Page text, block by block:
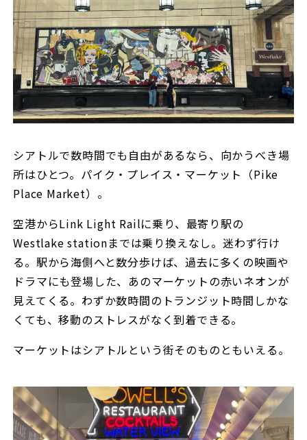
シアトルで数時間でも自由があるなら、向かうべき場
所はひとつ。パイク・プレイス・マーケット（Pike
Place Market）。
空港からLink Light Railに乗り、最寄り駅の
Westlake stationまでは乗り換えなし。迷わず行け
る。駅から海側へと数分歩けば、過去に多くの映画や
ドラマにも登場した、あのマーケットの赤いネオンが
見えてくる。わずか数時間のトランジット時間しかな
くても、移動のストレスがなく到着できる。
マーケットはシアトルという街そのものともいえる。